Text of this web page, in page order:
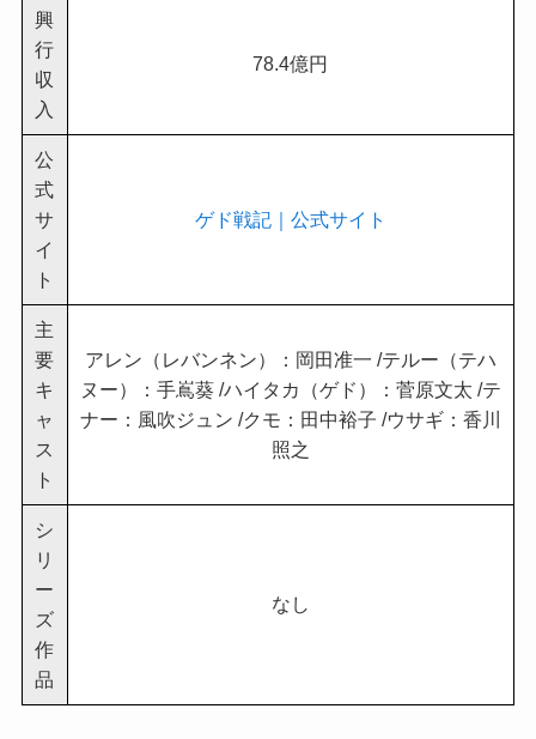
興
行
収
入
78.4億円
公
式
サ
イ
ト
ゲド戦記｜公式サイト
主
要
キ
ャ
ス
ト
アレン（レバンネン）：岡田准一 /テルー（テハ
ヌー）：手嶌葵 /ハイタカ（ゲド）：菅原文太 /テ
ナー：風吹ジュン /クモ：田中裕子 /ウサギ：香川
照之
シ
リ
ー
ズ
作
品
なし